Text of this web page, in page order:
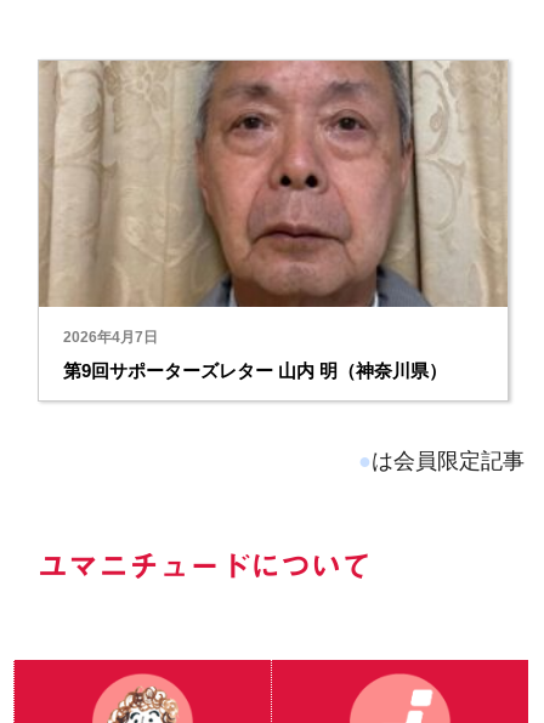
2026年4月7日
第9回サポーターズレター 山内 明（神奈川県）
●は会員限定記事
ユマニチュードについて